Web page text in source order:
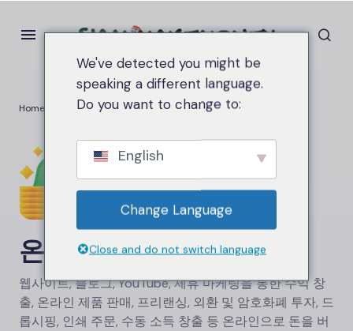
Home 온라인으로 돈 버는 방법
온라인으로 돈 버는 방법
웹사이트, 블로그, YouTube, 제휴 마케팅을 통한 수익 창
출, 온라인 제품 판매, 프리랜싱, 외환 및 암호화폐 투자, 드
롭시핑, 인쇄 주문, 수동 소득 창출 등 온라인으로 돈을 버
We've detected you might be
speaking a different language.
Do you want to change to:
English
Change Language
Close and do not switch language